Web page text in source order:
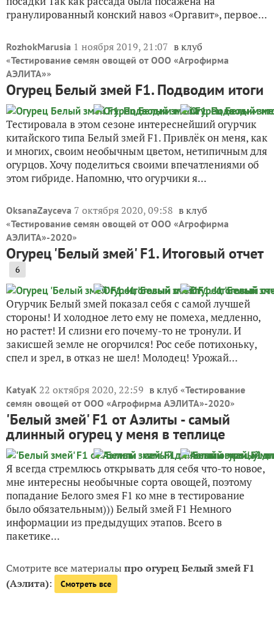
гранулированный конский навоз «Оргавит», первое...
RozhokMarusia 1 ноября 2019, 21:07 в клуб
«Тестирование семян овощей от ООО «Агрофирма
АЭЛИТА»»
Огурец Белый змей F1. Подводим итоги
Тестировала в этом сезоне интереснейший огурчик
китайского типа Белый змей F1. Привлёк он меня, как
и многих, своим необычным цветом, нетипичным для
огурцов. Хочу поделиться своими впечатлениями об
этом гибриде. Напомню, что огурчики я...
OksanaZayceva 7 октября 2020, 09:58 в клуб
«Тестирование семян овощей от ООО «Агрофирма
АЭЛИТА»-2020»
Огурец 'Белый змей' F1. Итоговый отчет
6
Огурчик Белый змей показал себя с самой лучшей
стороны! И холодное лето ему не помеха, медленно,
но растет! И слизни его почему-то не тронули. И
закисшей земле не огорчился! Рос себе потихоньку,
спел и зрел, в отказ не шел! Молодец! Урожай...
KatyaK 22 октября 2020, 22:59 в клуб «Тестирование
семян овощей от ООО «Агрофирма АЭЛИТА»-2020»
'Белый змей' F1 от Аэлиты - самый
длинный огурец у меня в теплице
Я всегда стремлюсь открывать для себя что-то новое,
мне интересны необычные сорта овощей, поэтому
попадание Белого змея F1 ко мне в тестирование
было обязательным))) Белый змей F1 Немного
информации из предыдущих этапов. Всего в
пакетике...
Смотрите все материалыпро огурец Белый змей F1
(Аэлита): Смотреть все